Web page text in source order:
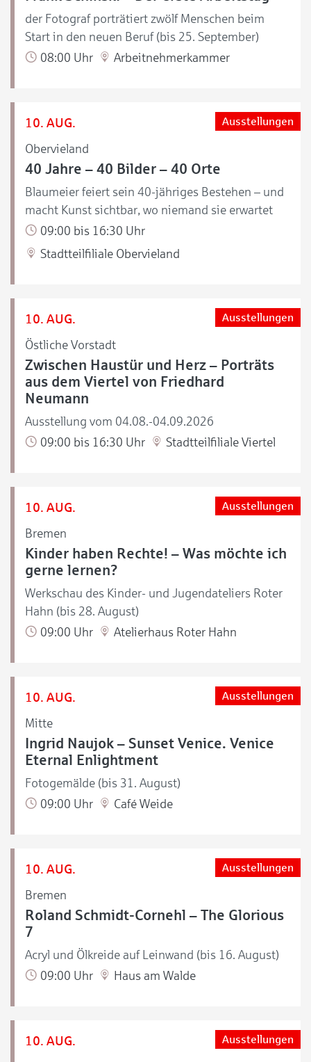
der Fotograf porträtiert zwölf Menschen beim
Start in den neuen Beruf (bis 25. September)
08:00 Uhr
Arbeitnehmerkammer
10. AUG.
Obervieland
Ausstellungen
40 Jahre – 40 Bilder – 40 Orte
Blaumeier feiert sein 40-jähriges Bestehen – und
macht Kunst sichtbar, wo niemand sie erwartet
09:00 bis 16:30 Uhr
Stadtteilfiliale Obervieland
10. AUG.
Östliche Vorstadt
Ausstellungen
Zwischen Haustür und Herz – Porträts
aus dem Viertel von Friedhard
Neumann
Ausstellung vom 04.08.-04.09.2026
09:00 bis 16:30 Uhr
Stadtteilfiliale Viertel
10. AUG.
Bremen
Ausstellungen
Kinder haben Rechte! – Was möchte ich
gerne lernen?
Werkschau des Kinder- und Jugendateliers Roter
Hahn (bis 28. August)
09:00 Uhr
Atelierhaus Roter Hahn
10. AUG.
Mitte
Ausstellungen
Ingrid Naujok – Sunset Venice. Venice
Eternal Enlightment
Fotogemälde (bis 31. August)
09:00 Uhr
Café Weide
10. AUG.
Bremen
Ausstellungen
Roland Schmidt-Cornehl – The Glorious
7
Acryl und Ölkreide auf Leinwand (bis 16. August)
09:00 Uhr
Haus am Walde
10. AUG. Ausstellungen